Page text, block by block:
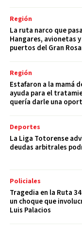
Región
La ruta narco que
Hangares, avionetas
puertos del Gran
Región
Estafaron a la mamá
ayuda para el
quería darle una
Deportes
La Liga Totorense
deudas arbitrales
Policiales
Tragedia en la Ruta
un choque que
Luis Palacios